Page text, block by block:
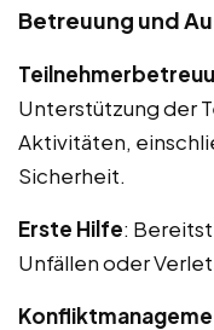
Betreuung und
Unterstützung der
Aktivitäten,
Sicherheit.
Erste Hilfe:
Unfällen oder